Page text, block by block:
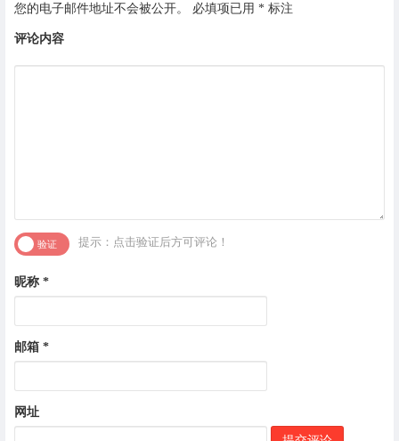
您的电子邮件地址不会被公开。 必填项已用 * 标注
评论内容
提示：点击验证后方可评论！
昵称 *
邮箱 *
网址